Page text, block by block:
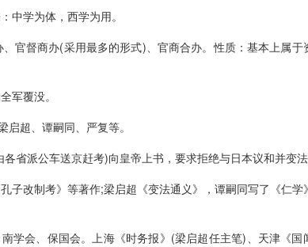
学为体，西学为用。
督商办(采用最多的形式)、官商合办。性质：基本上属于
军覆没。
超、谭嗣同、严复等。
省派公车送京赶考)向皇帝上书，要求拒绝与日本议和并变
改制考》等著作;梁启超《变法通义》，谭嗣同写了《仁学
会、保国会。上海《时务报》(梁启超任主笔)、天津《国